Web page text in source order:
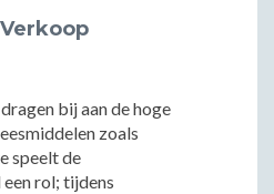
bij aan de hoge
zoals
speelt de
rol; tijdens